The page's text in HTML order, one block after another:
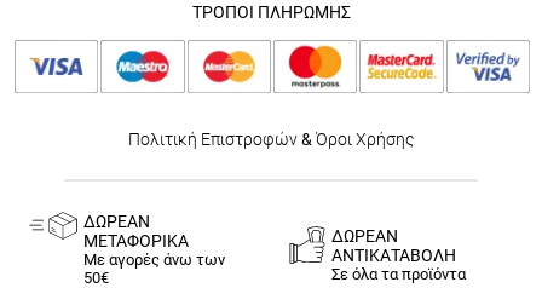
ΤΡΟΠΟΙ ΠΛΗΡΩΜΗΣ
Πολιτική Επιστροφών& Όροι Χρήσης
ΔΩΡΕΑΝ
ΜΕΤΑΦΟΡΙΚΑ
Με αγορές άνω των
50€
ΔΩΡΕΑΝ
ΑΝΤΙΚΑΤΑΒΟΛΗ
Σε όλα τα προϊόντα